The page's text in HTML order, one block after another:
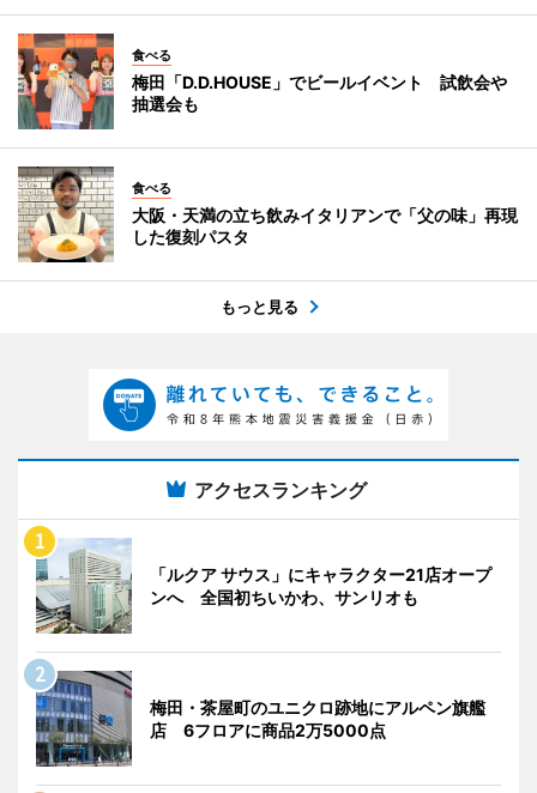
食べる
梅田「D.D.HOUSE」でビールイベント 試飲会や
抽選会も
食べる
大阪・天満の立ち飲みイタリアンで「父の味」再現
した復刻パスタ
もっと見る
アクセスランキング
「ルクア サウス」にキャラクター21店オープ
ンへ 全国初ちいかわ、サンリオも
梅田・茶屋町のユニクロ跡地にアルペン旗艦
店 6フロアに商品2万5000点